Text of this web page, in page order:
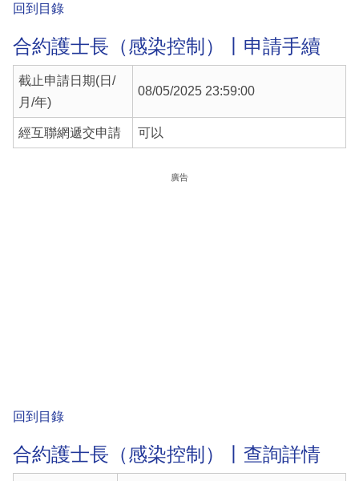
回到目錄
合約護士長（感染控制）丨申請手續
截止申請日期(日/
月/年)
08/05/2025 23:59:00
經互聯網遞交申請 可以
廣告
回到目錄
合約護士長（感染控制）丨查詢詳情